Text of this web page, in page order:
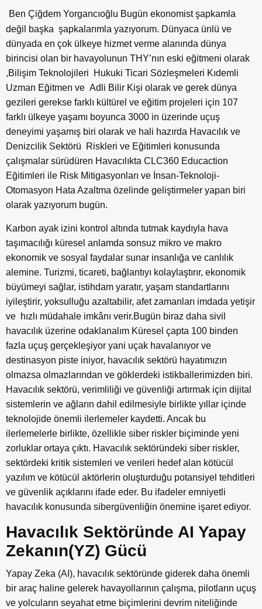
Ben Çiğdem Yorgancıoğlu Bugün ekonomist şapkamla
değil başka şapkalarımla yazıyorum. Dünyaca ünlü ve
dünyada en çok ülkeye hizmet verme alanında dünya
birincisi olan bir havayolunun THY’nın eski eğitmeni olarak
,Bilişim Teknolojileri Hukuki Ticari Sözleşmeleri Kıdemli
Uzman Eğitmen ve Adli Bilir Kişi olarak ve gerek dünya
gezileri gerekse farklı kültürel ve eğitim projeleri için 107
farklı ülkeye yaşamı boyunca 3000 in üzerinde uçuş
deneyimi yaşamış biri olarak ve hali hazırda Havacılık ve
Denizcilik Sektörü Riskleri ve Eğitimleri konusunda
çalışmalar sürüdüren Havacılıkta CLC360 Educaction
Eğitimleri ile Risk Mitigasyonları ve İnsan-Teknoloji-
Otomasyon Hata Azaltma özelinde geliştirmeler yapan biri
olarak yazıyorum bugün.
Karbon ayak izini kontrol altında tutmak kaydıyla hava
taşımacılığı küresel anlamda sonsuz mikro ve makro
ekonomik ve sosyal faydalar sunar insanlığa ve canlılık
alemine. Turizmi, ticareti, bağlantıyı kolaylaştırır, ekonomik
büyümeyi sağlar, istihdam yaratır, yaşam standartlarını
iyileştirir, yoksulluğu azaltabilir, afet zamanları imdada yetişir
ve hızlı müdahale imkânı verir.Bugün biraz daha sivil
havacılık üzerine odaklanalım Küresel çapta 100 binden
fazla uçuş gerçekleşiyor yani uçak havalanıyor ve
destinasyon piste iniyor, havacılık sektörü hayatımızın
olmazsa olmazlarından ve göklerdeki istikballerimizden biri.
Havacılık sektörü, verimliliği ve güvenliği artırmak için dijital
sistemlerin ve ağların dahil edilmesiyle birlikte yıllar içinde
teknolojide önemli ilerlemeler kaydetti. Ancak bu
ilerlemelerle birlikte, özellikle siber riskler biçiminde yeni
zorluklar ortaya çıktı. Havacılık sektöründeki siber riskler,
sektördeki kritik sistemleri ve verileri hedef alan kötücül
yazılım ve kötücül aktörlerin oluşturduğu potansiyel tehditleri
ve güvenlik açıklarını ifade eder. Bu ifadeler emniyetli
havacılık konusunda sibergüvenliğin önemine işaret ediyor.
Havacılık Sektöründe AI Yapay
Zekanın(YZ) Gücü
Yapay Zeka (AI), havacılık sektöründe giderek daha önemli
bir araç haline gelerek havayollarının çalışma, pilotların uçuş
ve yolcuların seyahat etme biçimlerini devrim niteliğinde